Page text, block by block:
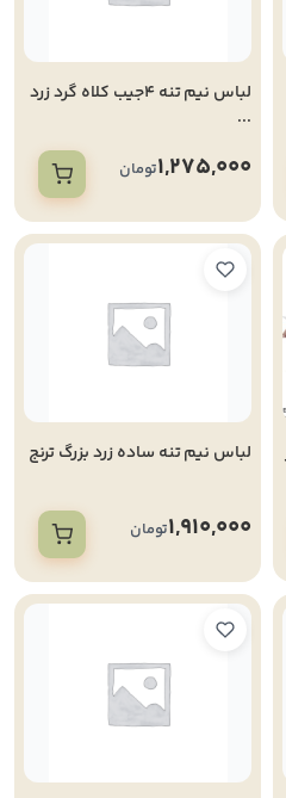
لباس نیم تنه 4جیب کلاه گرد زرد
...
1,275,000تومان
لباس نیم تنه ساده زرد بزرگ ترنج
1,910,000تومان